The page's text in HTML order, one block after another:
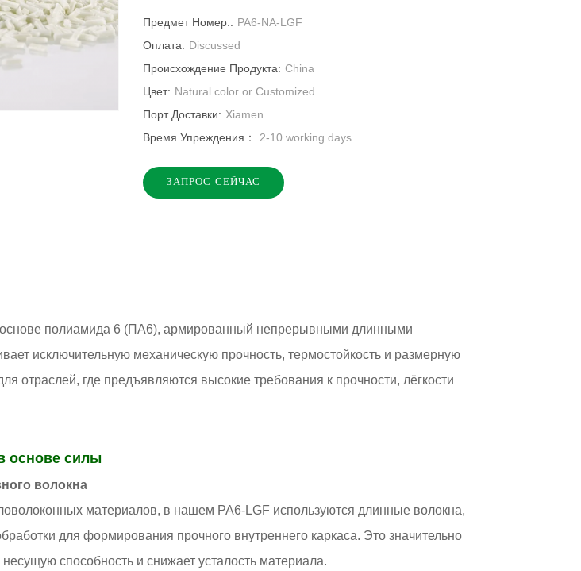
Предмет Номер.: PA6-NA-LGF
Оплата: Discussed
Происхождение Продукта: China
Цвет: Natural color or Customized
Порт Доставки: Xiamen
Время Упреждения：
2-10 working days
ЗАПРОС СЕЙЧАС
полиамида 6 (ПА6), армированный непрерывными длинными
исключительную механическую прочность, термостойкость и размерную
отраслей, где предъявляются высокие требования к прочности, лёгкости
основе силы
волокна
материалов, в нашем PA6-LGF используются длинные волокна,
для формирования прочного внутреннего каркаса. Это значительно
способность и снижает усталость материала.